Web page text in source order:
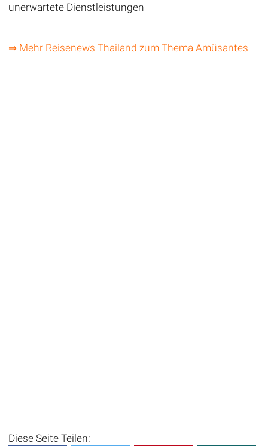
unerwartete Dienstleistungen
⇒ Mehr Reisenews Thailand zum Thema Amüsantes
Diese Seite Teilen: